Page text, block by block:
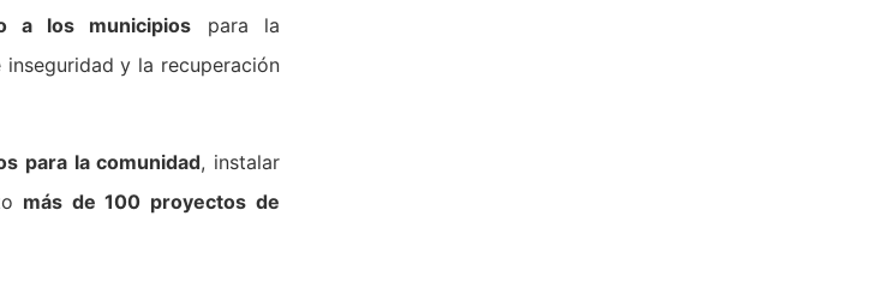
a los municipios para la
y la recuperación
para la comunidad, instalar
más de 100 proyectos de